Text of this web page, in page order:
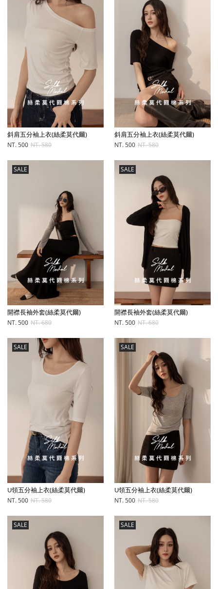
斜肩五分袖上衣(絲柔莫代爾)
NT. 500 NT. 580
斜肩五分袖上衣(絲柔莫代爾)
NT. 500 NT. 580
SALE
開襟長袖外套(絲柔莫代爾)
NT. 500 NT. 680
SALE
開襟長袖外套(絲柔莫代爾)
NT. 500 NT. 680
SALE
U領五分袖上衣(絲柔莫代爾)
NT. 500 NT. 580
SALE
U領五分袖上衣(絲柔莫代爾)
NT. 500 NT. 580
SALE SALE